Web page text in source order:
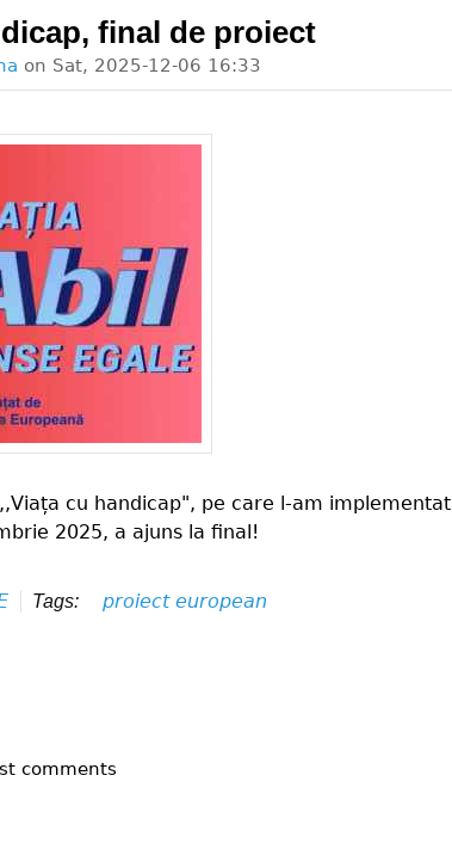
final de proiect
on Sat, 2025-12-06 16:33
cu handicap", pe care l-am
2025, a ajuns la final!
Tags: proiect european
final de proiect
comments